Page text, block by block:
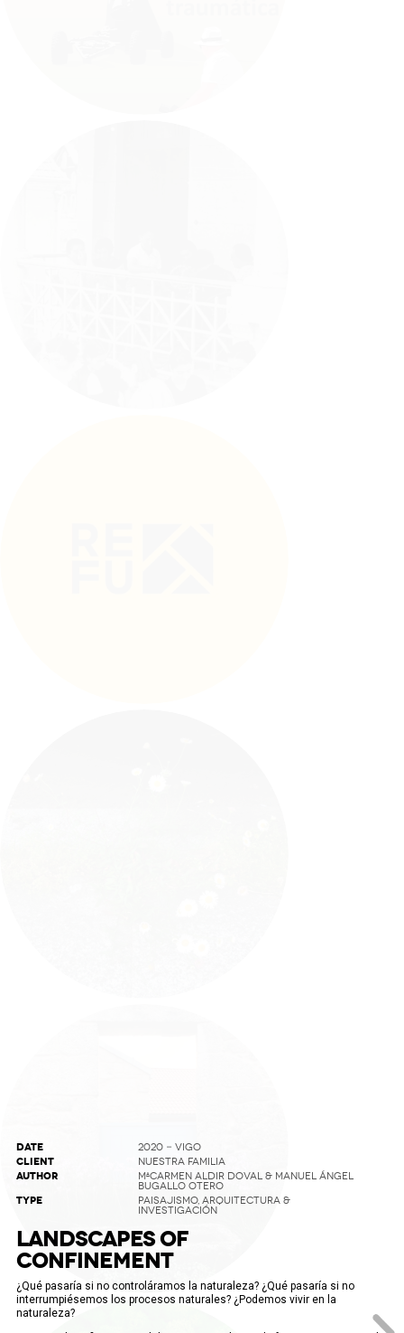
DATE 2020 - VIGO
CLIENT NUESTRA FAMILIA
AUTHOR
MªCARMEN ALDIR DOVAL & MANUEL ÁNGEL
BUGALLO OTERO
TYPE
PAISAJISMO, ARQUITECTURA &
INVESTIGACIÓN
LANDSCAPES OF
CONFINEMENT
¿Qué pasaría si no controláramos la naturaleza? ¿Qué pasaría si no
interrumpiésemos los procesos naturales? ¿Podemos vivir en la
naturaleza?